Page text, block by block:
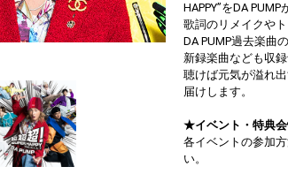
HAPPY”をDA PUMP
歌詞のリメイクや
DA PUMP過去楽曲
新録楽曲なども収録
聴けば元気が溢れ
届けします。
★イベント・特典会
各イベントの参加
い。